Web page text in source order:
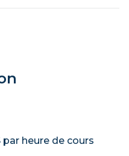
heure de cours